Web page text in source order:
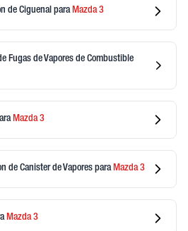
de Ciguenal paraMazda3
Fugas de Vapores de Combustible
Mazda3
de Canister de Vapores paraMazda3
Mazda3